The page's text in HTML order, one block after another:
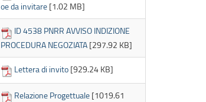
oe da invitare [1.02 MB]
ID 4538 PNRR AVVISO INDIZIONE
PROCEDURA NEGOZIATA [297.92 KB]
Lettera di invito [929.24 KB]
Relazione Progettuale [1019.61